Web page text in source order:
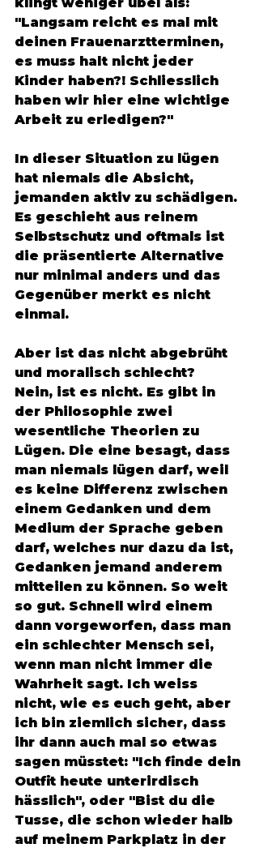
"Langsam reicht es mal mit
deinen Frauenarztterminen,
es muss halt nicht jeder
Kinder haben?! Schliesslich
haben wir hier eine wichtige
Arbeit zu erledigen?"
In dieser Situation zu lügen
hat niemals die Absicht,
jemanden aktiv zu schädigen.
Es geschieht aus reinem
Selbstschutz und oftmals ist
die präsentierte Alternative
nur minimal anders und das
Gegenüber merkt es nicht
einmal.
Aber ist das nicht abgebrüht
und moralisch schlecht?
Nein, ist es nicht. Es gibt in
der Philosophie zwei
wesentliche Theorien zu
Lügen. Die eine besagt, dass
man niemals lügen darf, weil
es keine Differenz zwischen
einem Gedanken und dem
Medium der Sprache geben
darf, welches nur dazu da ist,
Gedanken jemand anderem
mitteilen zu können. So weit
so gut. Schnell wird einem
dann vorgeworfen, dass man
ein schlechter Mensch sei,
wenn man nicht immer die
Wahrheit sagt. Ich weiss
nicht, wie es euch geht, aber
ich bin ziemlich sicher, dass
ihr dann auch mal so etwas
sagen müsstet: "Ich finde dein
Outfit heute unterirdisch
hässlich", oder "Bist du die
Tusse, die schon wieder halb
auf meinem Parkplatz in der